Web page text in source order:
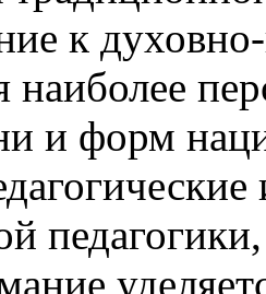
к
наиболее
и форм